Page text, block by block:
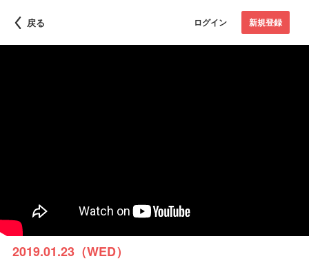
戻る ログイン 新規登録
2019.01.23（WED）